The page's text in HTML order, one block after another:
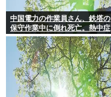
中国電力の作業員さん、鉄塔の
保守作業中に倒れ死亡。熱中症
か